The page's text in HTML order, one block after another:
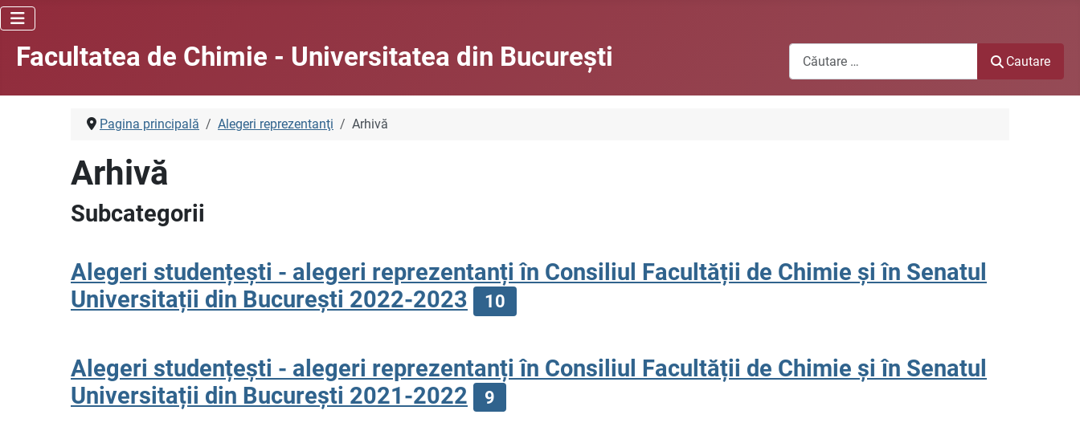
Facultatea de Chimie - Universitatea din Bucureşti Cautare
Cautare
Pagina principală Alegeri reprezentanţi Arhivă
Arhivă
Subcategorii
Alegeri studențești - alegeri reprezentanți în Consiliul Facultății de Chimie și în Senatul
Universitații din București 2022-2023
10
Alegeri studențești - alegeri reprezentanți în Consiliul Facultății de Chimie și în Senatul
Universitații din București 2021-2022
9